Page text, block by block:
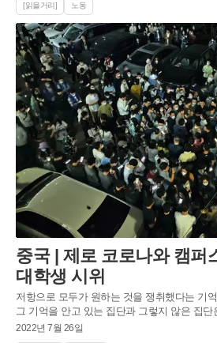
[읽을거리] 노동
중국 | 제로 코로나와 캠퍼
대학생 시위
저항으로 모두가 원하는 것을 쟁취했다는 기
그 기억을 안고 있는 집단과 그렇지 않은 집단
2022년 7월 26일